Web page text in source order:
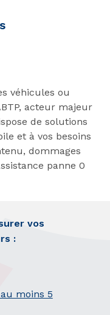
véhicules ou
acteur majeur
de solutions
et à vos besoins
dommages
panne 0
vos
:
moins 5